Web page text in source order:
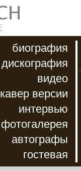
биография
дискография
видео
кавер версии
интервью
фотогалерея
автографы
гостевая